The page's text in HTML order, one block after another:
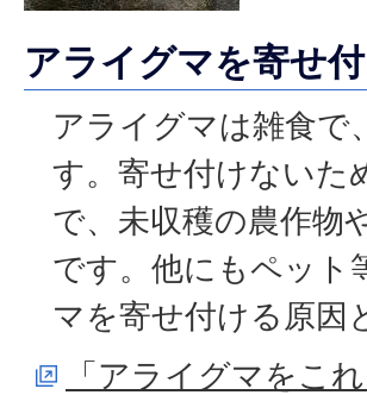
アライグマを寄せ
アライグマは雑食で
す。寄せ付けないた
で、未収穫の農作物
です。他にもペット
マを寄せ付ける原因
「アライグマをこ